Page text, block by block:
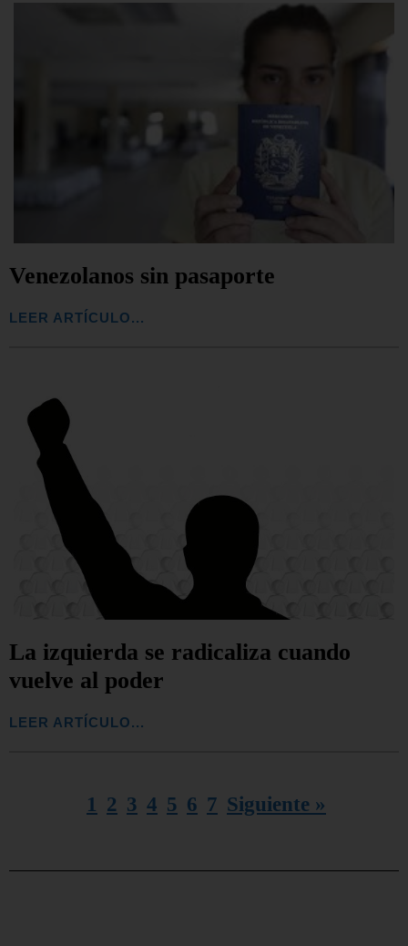
Venezolanos sin pasaporte
LEER ARTÍCULO...
La izquierda se radicaliza cuando
vuelve al poder
LEER ARTÍCULO...
1 2 3 4 5 6 7 Siguiente »